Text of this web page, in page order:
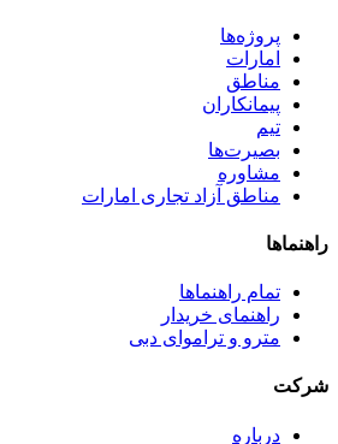
پروژه‌ها
امارات
مناطق
پیمانکاران
تیم
بصیرت‌ها
مشاوره
مناطق آزاد تجاری امارات
راهنماها
تمام راهنماها
راهنمای خریدار
مترو و تراموای دبی
شرکت
درباره